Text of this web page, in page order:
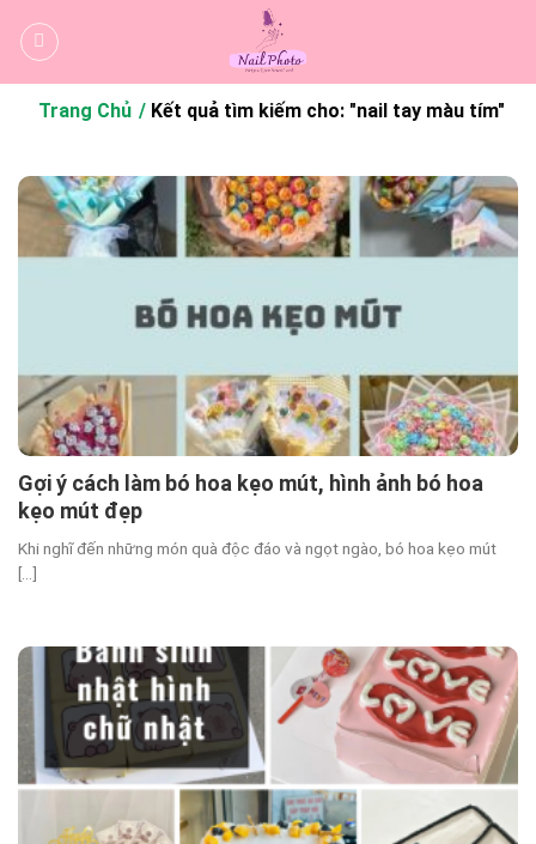
qua
dungTrang Chủ Kết quả tìm kiếm cho: "nail tay màu tím"
Gợi ý cách làm bó hoa kẹo mút, hình ảnh bó hoa
kẹo mút đẹp
Khi nghĩ đến những món quà độc đáo và ngọt ngào, bó hoa kẹo mút
[...]